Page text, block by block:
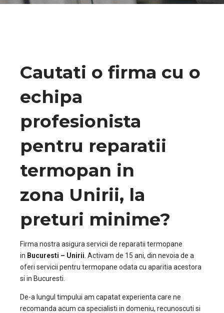
Cautati o firma cu o
echipa
profesionista
pentru reparatii
termopan in
zona Unirii, la
preturi minime?
Firma nostra asigura servicii de reparatii termopane
in Bucuresti – Unirii . Activam de 15 ani, din nevoia de a
oferi servicii pentru termopane odata cu aparitia acestora
si in Bucuresti.
De-a lungul timpului am capatat experienta care ne
recomanda acum ca specialisti in domeniu, recunoscuti si